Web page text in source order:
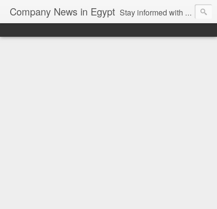
Company News in Egypt Stay informed with the latest company news and developments in Egypt and the region through our unbiased and direct news platform. Our blog publishes press releases and news directly from companies and their PR agencies, giving you a clear and unfiltered view of the industry. Make informed decisions with our easy to follow and clutter-free approach to company news.